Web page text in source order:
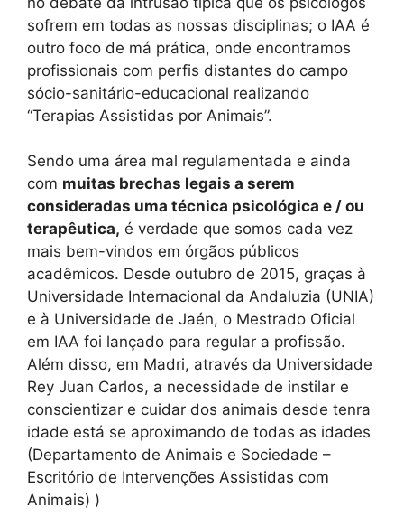
sofrem em todas as nossas disciplinas; o IAA é
outro foco de má prática, onde encontramos
profissionais com perfis distantes do campo
sócio-sanitário-educacional realizando
“Terapias Assistidas por Animais”.
Sendo uma área mal regulamentada e ainda
com muitas brechas legais a serem
consideradas uma técnica psicológica e / ou
terapêutica, é verdade que somos cada vez
mais bem-vindos em órgãos públicos
acadêmicos. Desde outubro de 2015, graças à
Universidade Internacional da Andaluzia (UNIA)
e à Universidade de Jaén, o Mestrado Oficial
em IAA foi lançado para regular a profissão.
Além disso, em Madri, através da Universidade
Rey Juan Carlos, a necessidade de instilar e
conscientizar e cuidar dos animais desde tenra
idade está se aproximando de todas as idades
(Departamento de Animais e Sociedade –
Escritório de Intervenções Assistidas com
Animais) )